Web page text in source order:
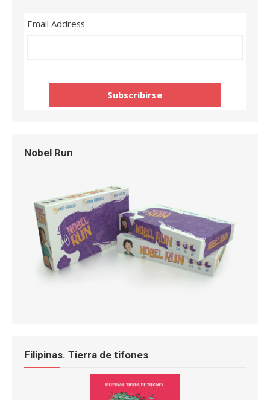
Email Address
Nobel Run
Filipinas. Tierra de tifones